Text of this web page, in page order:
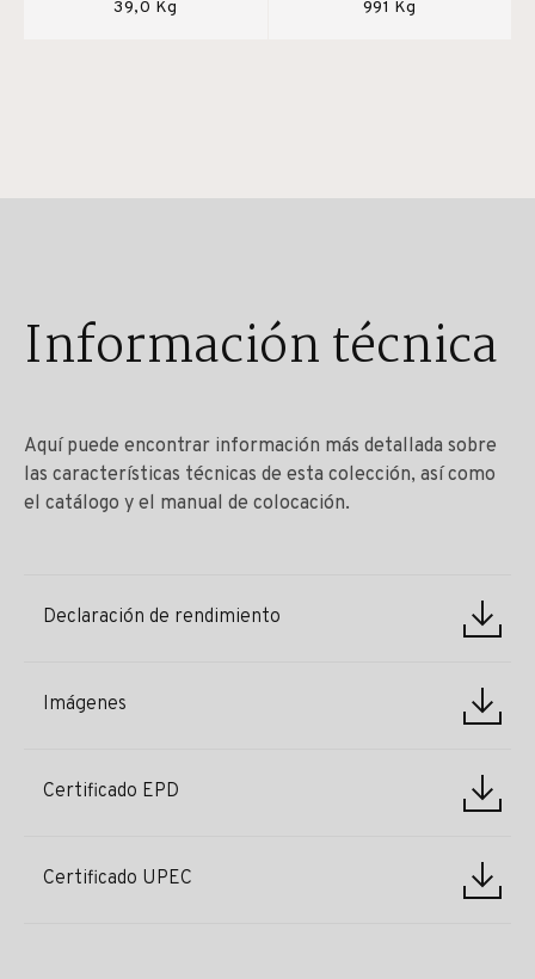
39,0 Kg 991 Kg
Información técnica
Aquí puede encontrar información más detallada sobre
las características técnicas de esta colección, así como
el catálogo y el manual de colocación.
Declaración de rendimiento
Imágenes
Certificado EPD
Certificado UPEC